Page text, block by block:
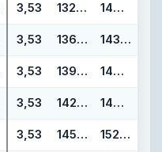
3,53 132,94 140,00
3,53 136,12 143,18
3,53 139,29 146,35
3,53 142,47 149,53
3,53 145,64 152,70